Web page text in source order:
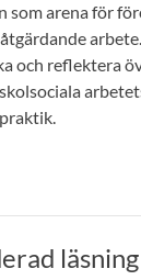
som arena för
och reflektera
läsning